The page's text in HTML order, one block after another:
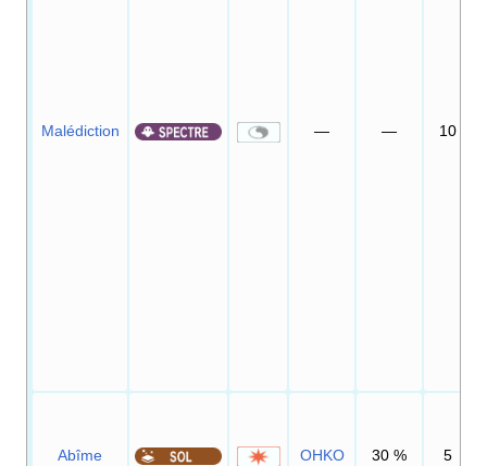
Malédiction — — 10
Abîme OHKO 30 % 5